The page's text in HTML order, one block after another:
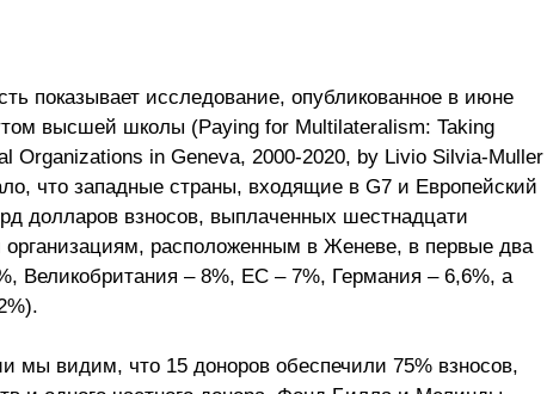
показывает исследование, опубликованное в июне
высшей школы (Paying for Multilateralism: Taking
Organizations in Geneva, 2000-2020, by Livio Silvia-Muller
что западные страны, входящие в G7 и Европейский
долларов взносов, выплаченных шестнадцати
расположенным в Женеве, в первые два
Великобритания – 8%, ЕС – 7%, Германия – 6,6%, а
мы видим, что 15 доноров обеспечили 75% взносов,